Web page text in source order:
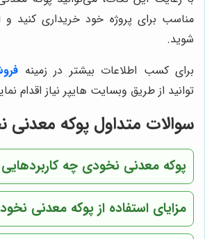
مناسب برای پروژه خود خریداری کنید و
شوید.
برای کسب اطلاعات بیشتر در زمینه
توانید از طریق وبسایت هایپر نیاز اقدام
سوالات متداول پوکه معدنی
پوکه معدنی نخودی چه کاربردهایی
مزایای استفاده از پوکه معدنی